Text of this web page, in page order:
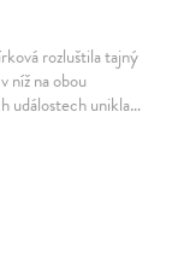
rozluštila tajný
níž na obou
událostech unikla…